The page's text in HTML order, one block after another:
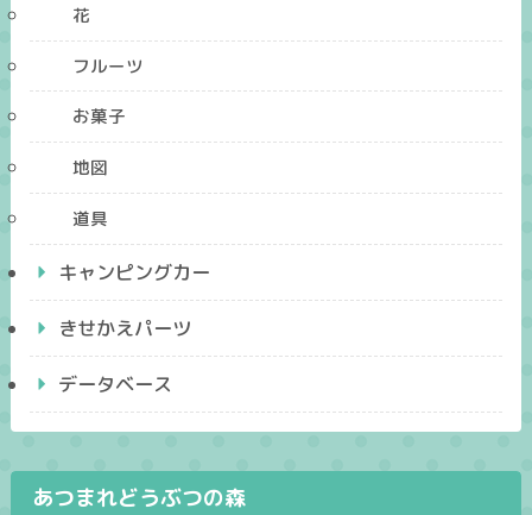
花
フルーツ
お菓子
地図
道具
キャンピングカー
きせかえパーツ
データベース
あつまれどうぶつの森